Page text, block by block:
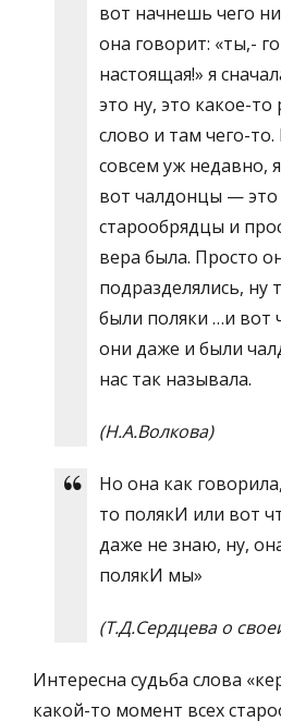
вот начнешь чего
она говорит: «ты,-
настоящая!» я
это ну, это какое-то
слово и там чего-
совсем уж недавно,
вот чалдонцы —
старообрядцы и
вера была. Просто
подразделялись, ну
были поляки …и
они даже и были
нас так называла.
(Н.А.Волкова)
Но она как
то полякИ или вот
даже не знаю, ну,
полякИ мы»
(Т.Д.Сердцева о
Интересна судьба слова
какой-то момент всех